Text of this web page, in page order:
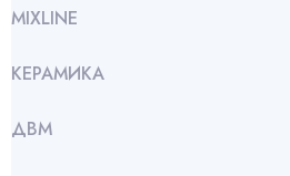
МIXLINE
КЕРАМИКА
ДВМ